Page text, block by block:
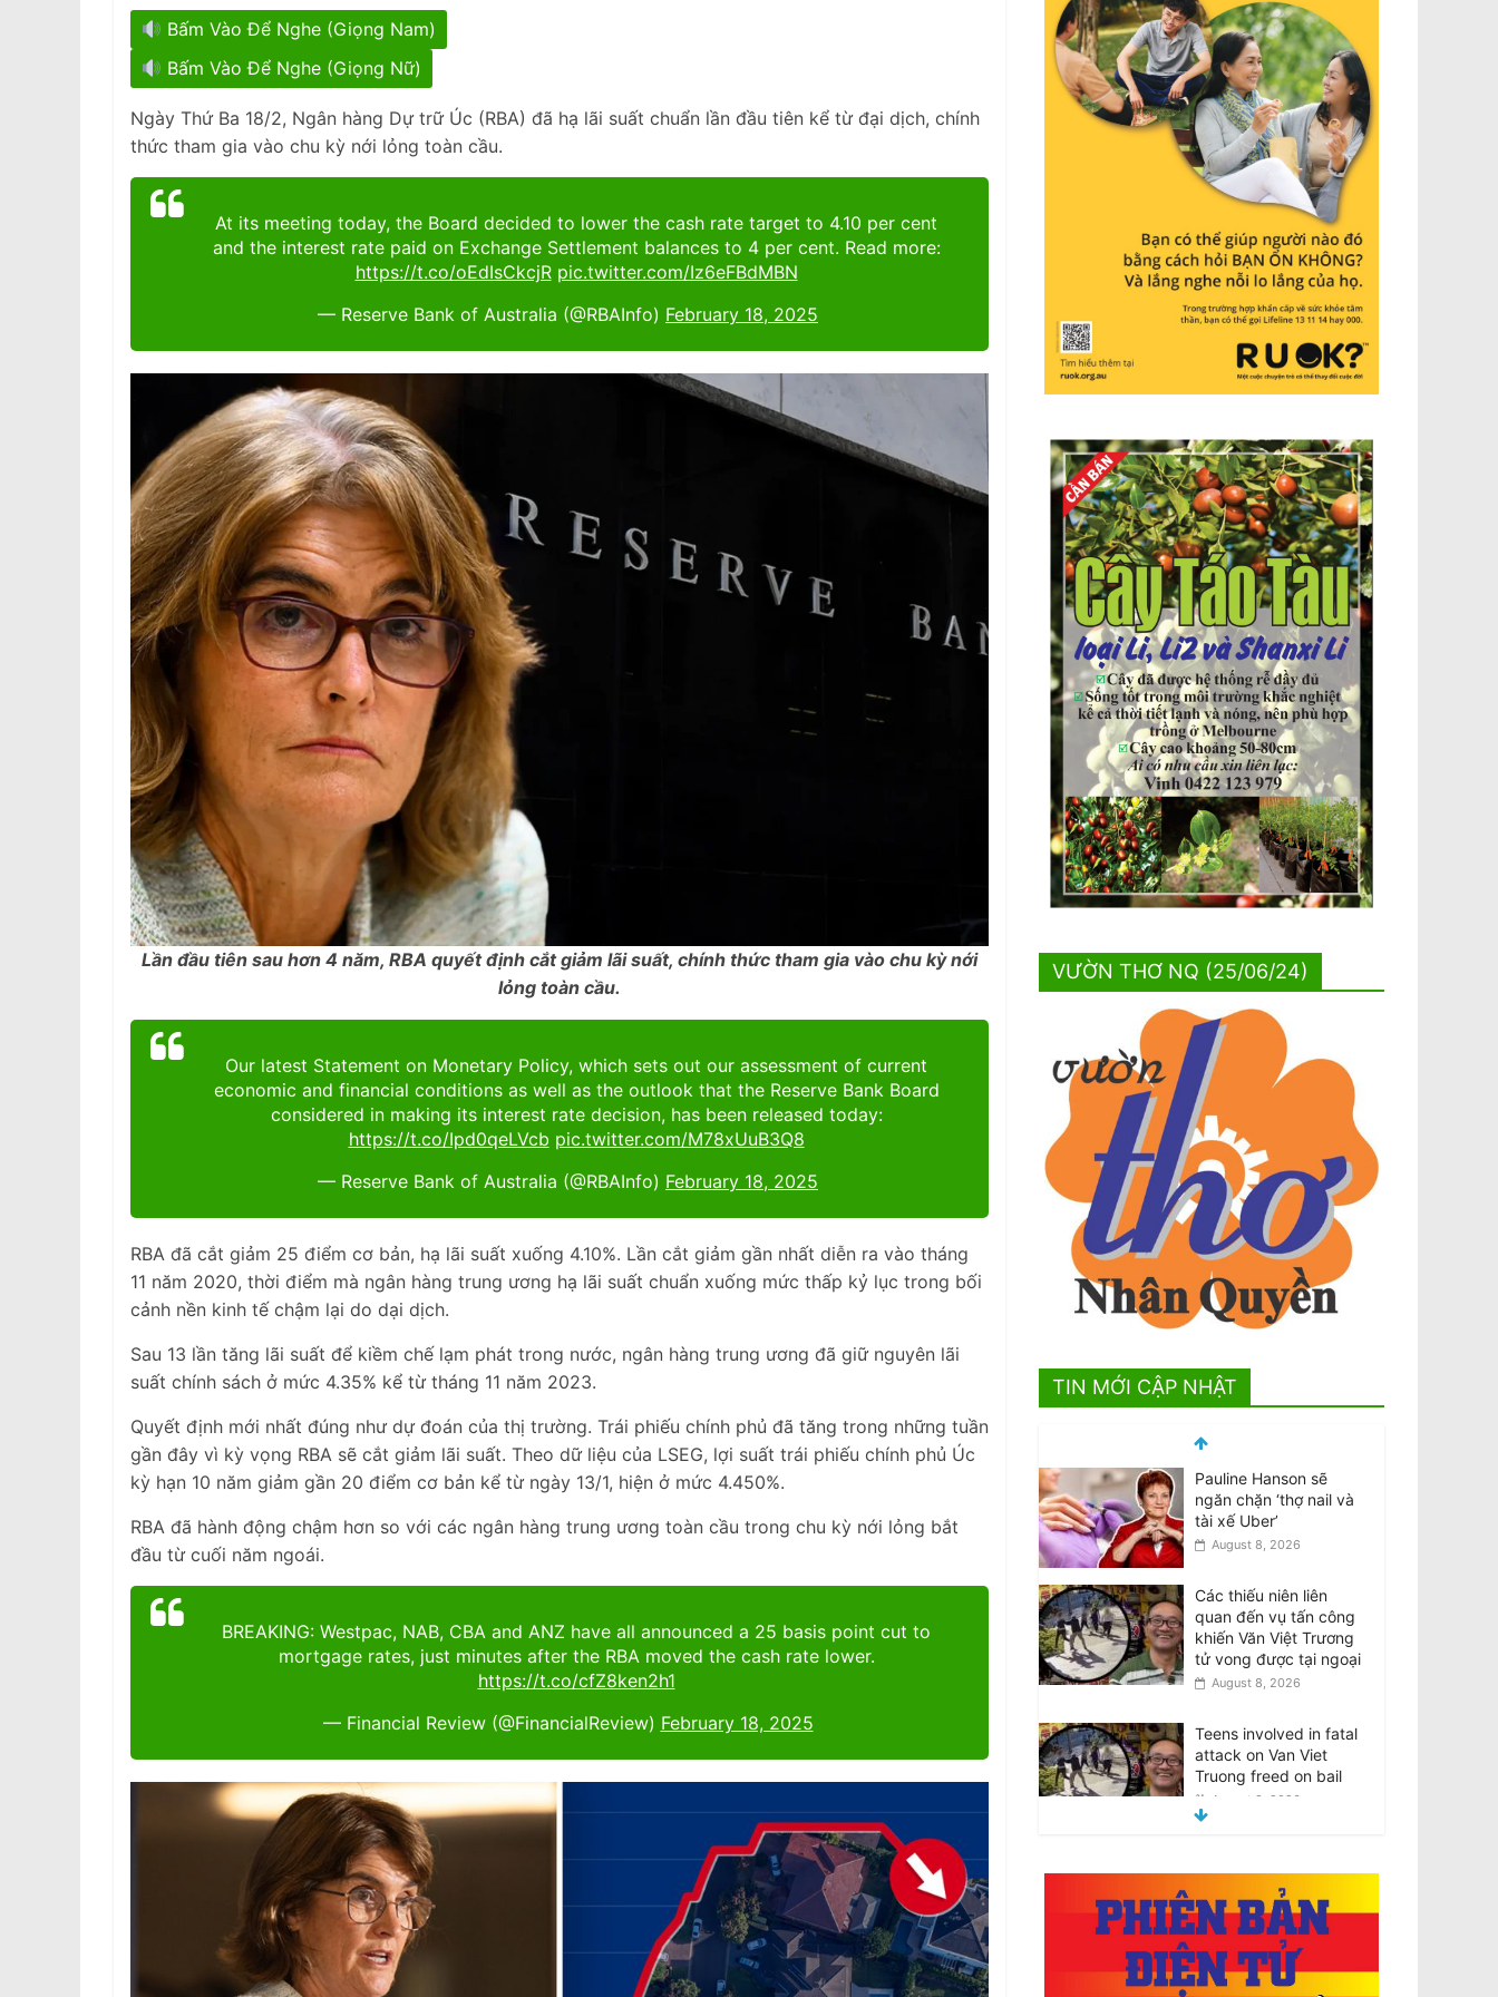
Bấm Vào Để Nghe (Giọng Nam)
Bấm Vào Để Nghe (Giọng Nữ)
Ngày Thứ Ba 18/2, Ngân hàng Dự trữ Úc (RBA) đã hạ lãi suất chuẩn lần đầu tiên kể từ đại dịch, chính
thức tham gia vào chu kỳ nới lỏng toàn cầu.
At its meeting today, the Board decided to lower the cash rate target to 4.10 per cent
and the interest rate paid on Exchange Settlement balances to 4 per cent. Read more:
https://t.co/oEdIsCkcjR pic.twitter.com/Iz6eFBdMBN
— Reserve Bank of Australia (@RBAInfo) February 18, 2025
Lần đầu tiên sau hơn 4 năm, RBA quyết định cắt giảm lãi suất, chính thức tham gia vào chu kỳ nới
lỏng toàn cầu.
Our latest Statement on Monetary Policy, which sets out our assessment of current
economic and financial conditions as well as the outlook that the Reserve Bank Board
considered in making its interest rate decision, has been released today:
https://t.co/Ipd0qeLVcb pic.twitter.com/M78xUuB3Q8
— Reserve Bank of Australia (@RBAInfo) February 18, 2025
RBA đã cắt giảm 25 điểm cơ bản, hạ lãi suất xuống 4.10%. Lần cắt giảm gần nhất diễn ra vào tháng
11 năm 2020, thời điểm mà ngân hàng trung ương hạ lãi suất chuẩn xuống mức thấp kỷ lục trong bối
cảnh nền kinh tế chậm lại do dại dịch.
Sau 13 lần tăng lãi suất để kiềm chế lạm phát trong nước, ngân hàng trung ương đã giữ nguyên lãi
suất chính sách ở mức 4.35% kể từ tháng 11 năm 2023.
Quyết định mới nhất đúng như dự đoán của thị trường. Trái phiếu chính phủ đã tăng trong những tuần
gần đây vì kỳ vọng RBA sẽ cắt giảm lãi suất. Theo dữ liệu của LSEG, lợi suất trái phiếu chính phủ Úc
kỳ hạn 10 năm giảm gần 20 điểm cơ bản kể từ ngày 13/1, hiện ở mức 4.450%.
RBA đã hành động chậm hơn so với các ngân hàng trung ương toàn cầu trong chu kỳ nới lỏng bắt
đầu từ cuối năm ngoái.
BREAKING: Westpac, NAB, CBA and ANZ have all announced a 25 basis point cut to
mortgage rates, just minutes after the RBA moved the cash rate lower.
https://t.co/cfZ8ken2h1
— Financial Review (@FinancialReview) February 18, 2025
VƯỜN THƠ NQ (25/06/24)
TIN MỚI CẬP NHẬT
Pauline Hanson sẽ
ngăn chặn ‘thợ nail và
tài xế Uber’
August 8, 2026
Các thiếu niên liên
quan đến vụ tấn công
khiến Văn Việt Trương
tử vong được tại ngoại
August 8, 2026
Teens involved in fatal
attack on Van Viet
Truong freed on bail
August 8, 2026
máy bay Qantas suýt
đâm nhau ở Sydney
August 8, 2026
Đàn ông bị buộc tội sau
cái chết của phụ nữ